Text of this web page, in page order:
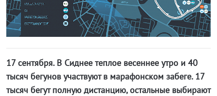
17 сентября. В Сиднее теплое весеннее утро и 40
тысяч бегунов участвуют в марафонском забеге. 17
тысяч бегут полную дистанцию, остальные выбирают